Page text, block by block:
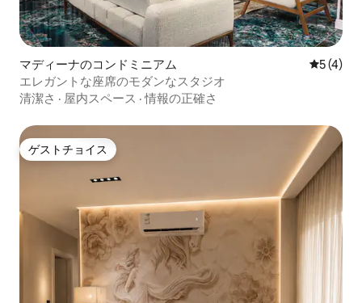
マディーナのコンドミニアム レビュー
5 (4)
エレガントな座席のモダンなスタジオ
清潔さ · 屋内スペース ·情報の正確さ
ゲストチョイス
ゲストチョイス